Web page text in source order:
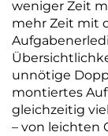
weniger Zeit
mehr Zeit mit
unnötige
montiertes
gleichzeitig
– von leichten